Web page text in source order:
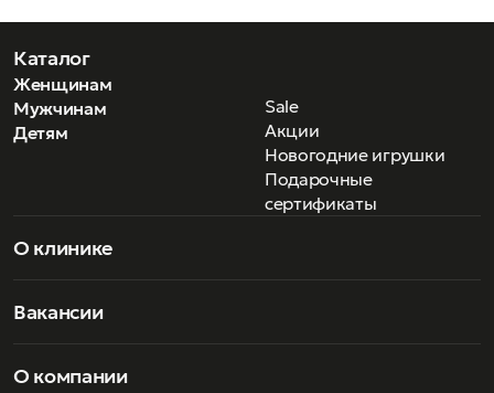
Каталог
Женщинам
Мужчинам
Детям
Sale
Акции
Новогодние игрушки
Подарочные
сертификаты
О клинике
Вакансии
О компании